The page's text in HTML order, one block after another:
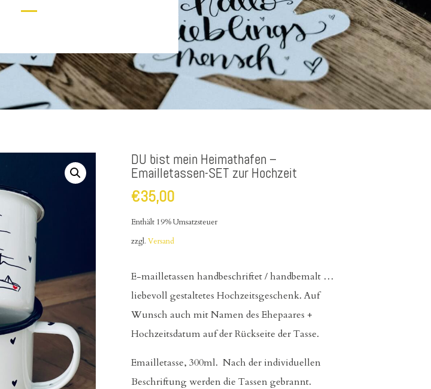
DU bist mein Heimathafen –
Emailletassen-SET zur Hochzeit
€35,00
Enthält 19% Umsatzsteuer
zzgl.Versand
E-mailletassen handbeschriftet / handbemalt …
liebevoll gestaltetes Hochzeitsgeschenk. Auf
Wunsch auch mit Namen des Ehepaares +
Hochzeitsdatum auf der Rückseite der Tasse.
Emailletasse, 300ml. Nach der individuellen
Beschriftung werden die Tassen gebrannt.